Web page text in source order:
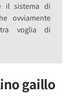
il sistema di
ovviamente
voglia di
gaillo